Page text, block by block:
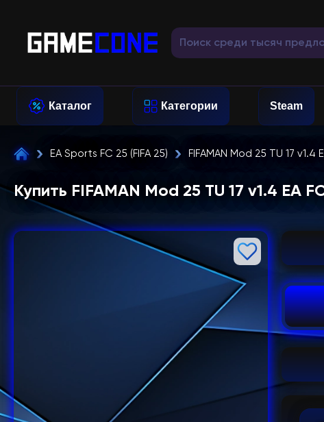
Каталог Категории Steam
EA Sports FC 25 (FIFA 25) FIFAMAN Mod 25 TU 17
Купить FIFAMAN Mod 25 TU 17 v1.4